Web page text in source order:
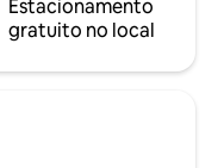
Estacionamento
gratuito no local